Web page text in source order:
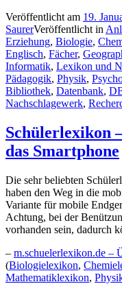
Veröffentlicht am 19.
SaurerVeröffentlicht in
Erziehung, Biologie,
Englisch, Fächer,
Informatik, Lexikon und
Pädagogik, Physik,
Bibliothek, Datenbank,
Nachschlagewerk,
Schülerlexikon
das Smartphone
Die sehr beliebten
haben den Weg in die
Variante für mobile
Achtung, bei der
vorhanden sein, dadurch
– m.schuelerlexikon.de –
(Biologielexikon,
Mathematiklexikon,